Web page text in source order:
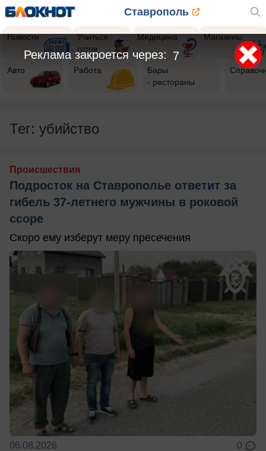
Ставрополь
Новости
Учиться
готов
Медицина Магазины
Авто Работа
Бары
- рестораны
Тег: убийство
Происшествия
Подросток на Ставрополье ответит за
гибель 37-летнего мужчины в роковой
ссоре
Скоро ему изберут меру пресечения
06.08.2026 0
4
Реклама закроется через: